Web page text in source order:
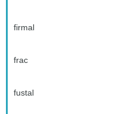
firmal
frac
fustal